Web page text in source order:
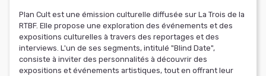
Plan Cult est une émission culturelle diffusée sur La Trois de la
RTBF. Elle propose une exploration des événements et des
expositions culturelles à travers des reportages et des
interviews. L'un de ses segments, intitulé "Blind Date",
consiste à inviter des personnalités à découvrir des
expositions et événements artistiques, tout en offrant leur